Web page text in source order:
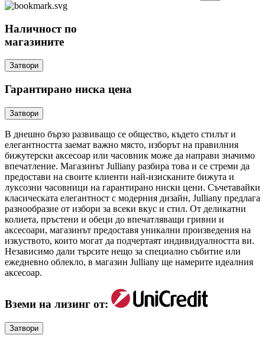
Наличност по
магазините
Затвори
Гарантирано ниска цена
Затвори
В днешно бързо развиващо се общество, където стилът и
елегантността заемат важно място, изборът на правилния
бижутерски аксесоар или часовник може да направи значимо
впечатление. Магазинът Julliany разбира това и се стреми да
предостави на своите клиенти най-изисканите бижута и
луксозни часовници на гарантирано ниски цени. Съчетавайки
класическата елегантност с модерния дизайн, Julliany предлага
разнообразие от избори за всеки вкус и стил. От деликатни
колиета, пръстени и обеци до впечатляващи гривни и
аксесоари, магазинът предоставя уникални произведения на
изкуството, които могат да подчертаят индивидуалността ви.
Независимо дали търсите нещо за специално събитие или
ежедневно облекло, в магазин Julliany ще намерите идеалния
аксесоар.
Вземи на лизинг от:
Затвори